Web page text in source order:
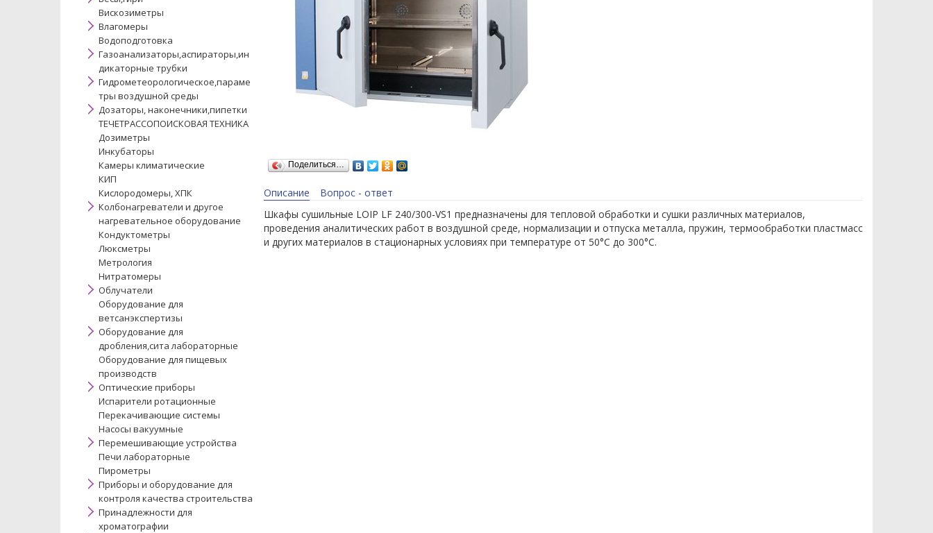
Вискозиметры
Влагомеры
Водоподготовка
Газоанализаторы,аспираторы,ин
дикаторные трубки
Гидрометеорологическое,параме
тры воздушной среды
Дозаторы, наконечники,пипетки
ТЕЧЕТРАССОПОИСКОВАЯ ТЕХНИКА
Дозиметры
Инкубаторы
Камеры климатические
КИП
Кислородомеры, ХПК
Колбонагреватели и другое
нагревательное оборудование
Кондуктометры
Люксметры
Метрология
Нитратомеры
Облучатели
Оборудование для
ветсанэкспертизы
Оборудование для
дробления,сита лабораторные
Оборудование для пищевых
производств
Оптические приборы
Испарители ротационные
Перекачивающие системы
Насосы вакуумные
Перемешивающие устройства
Печи лабораторные
Пирометры
Приборы и оборудование для
контроля качества строительства
Принадлежности для
хроматографии
Поделиться…
Описание
Вопрос - ответ
Шкафы сушильные LOIP LF 240/300-VS1 предназначены для тепловой обработки и сушки различных материалов,
проведения аналитических работ в воздушной среде, нормализации и отпуска металла, пружин, термообработки пластмасс
и других материалов в стационарных условиях при температуре от 50°С до 300°С.